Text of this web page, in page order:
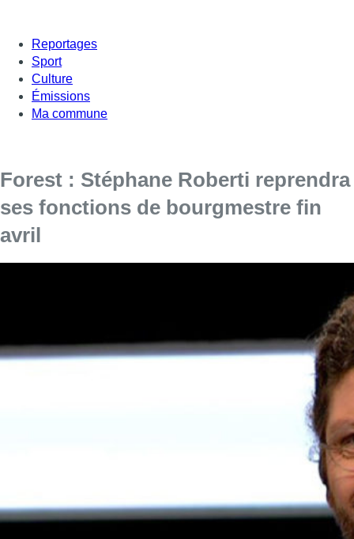
Reportages
Sport
Culture
Émissions
Ma commune
Forest : Stéphane Roberti reprendra
ses fonctions de bourgmestre fin
avril